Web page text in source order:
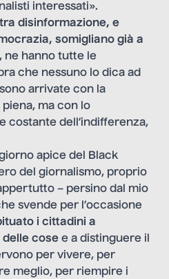
interessati».
disinformazione, e
somigliano già a
, ne hanno tutte le
che nessuno lo dica ad
arrivate con la
ma con lo
costante dell’indifferenza,
apice del Black
del giornalismo, proprio
– persino dal mio
svende per l’occasione
i cittadini a
cose e a distinguere il
per vivere, per
meglio, per riempire i